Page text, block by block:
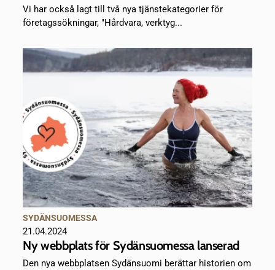
Vi har också lagt till två nya tjänstekategorier för
företagssökningar, "Hårdvara, verktyg...
SYDÄNSUOMESSA
21.04.2024
Ny webbplats för Sydänsuomessa lanserad
Den nya webbplatsen Sydänsuomi berättar historien om